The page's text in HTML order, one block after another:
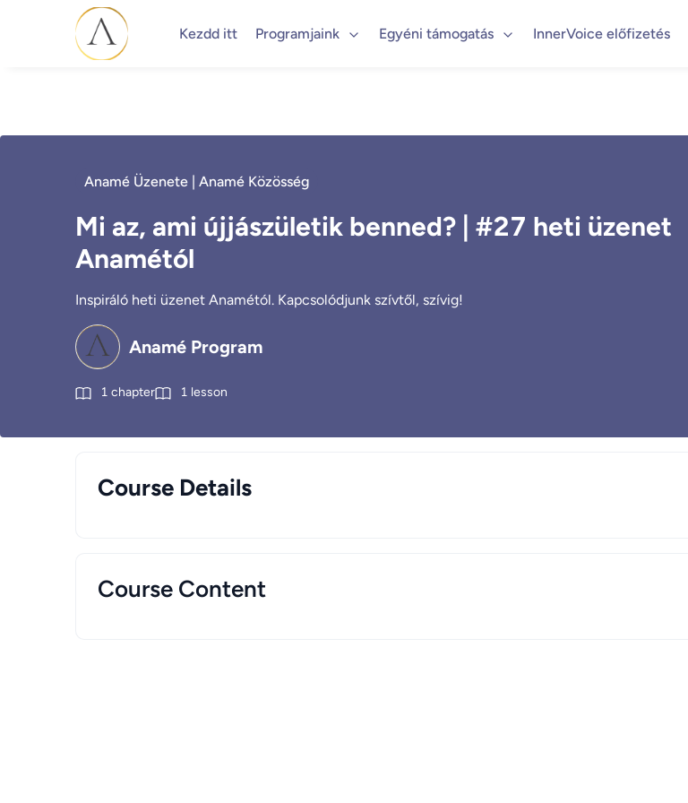
Kezdd itt Programjaink Egyéni támogatás InnerVoice előfizetés
Anamé Üzenete | Anamé Közösség
Mi az, ami újjászületik benned? | #27 heti üzenet
Anamétól
Inspiráló heti üzenet Anamétól. Kapcsolódjunk szívtől, szívig!
Anamé Program
1 chapter 1 lesson
Course Details
Course Content